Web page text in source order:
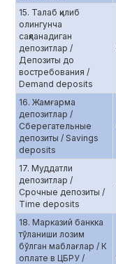
15. Талаб қилиб
олингунча
сақланадиган
депозитлар /
Депозиты до
востребования /
Demand deposits
16. Жамғарма
депозитлар /
Сберегательные
депозиты / Savings
deposits
17. Муддатли
депозитлар /
Срочные депозиты /
Time deposits
18. Марказий банкка
тўланиши лозим
бўлган маблағлар / К
оплате в ЦБРУ /